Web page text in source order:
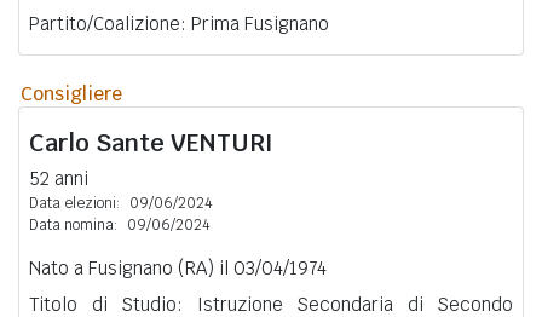
Partito/Coalizione: Prima Fusignano
Consigliere
Carlo Sante VENTURI
52 anni
Data elezioni:
09/06/2024
Data nomina:
09/06/2024
Nato a Fusignano (RA) il 03/04/1974
Titolo di Studio: Istruzione Secondaria di Secondo